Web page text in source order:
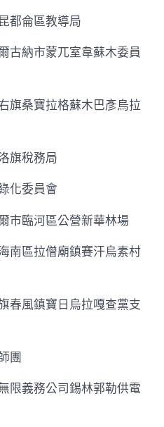
侖區教導局
納市蒙兀室韋蘇木委員
桑寶拉格蘇木巴彥烏拉
旗稅務局
化委員會
臨河區公營新華林場
區拉僧廟鎮賽汗烏素村
風鎮寶日烏拉嘎查黨支
團
義務公司錫林郭勒供電